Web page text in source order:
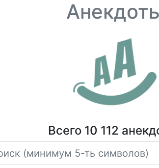
Всего 10 112